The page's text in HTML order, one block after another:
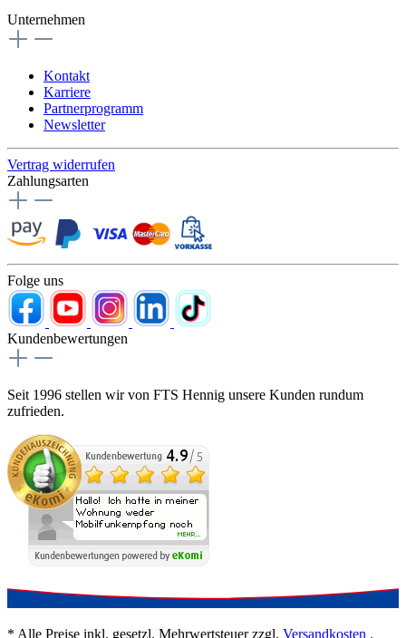
Unternehmen
Kontakt
Karriere
Partnerprogramm
Newsletter
Vertrag widerrufen
Zahlungsarten
Folge uns
Kundenbewertungen
Seit 1996 stellen wir von FTS Hennig unsere Kunden rundum
zufrieden.
* Alle Preise inkl. gesetzl. Mehrwertsteuer zzgl. Versandkosten .